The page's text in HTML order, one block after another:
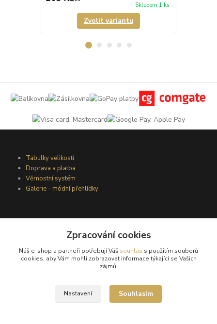
Skladem 1 ks
Zvolit variantu
Tabulky velikostí
Doprava a platba
Věrnostní systém
Galerie - módní přehlídky
Obchodní podmínky
Ochrana osobních údajů
Kontakty
Reklamační řád
Zpracování cookies
Náš e-shop a partneři potřebují Váš souhlas s použitím souborů
cookies, aby Vám mohli zobrazovat informace týkající se Vašich
zájmů.
Nastavení Souhlasím